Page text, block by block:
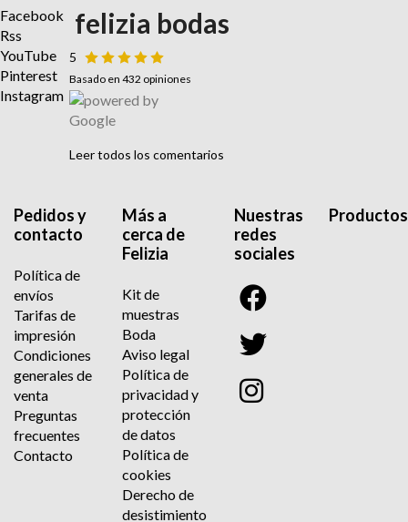
Facebook
Rss
YouTube
Pinterest
Instagram
felizia bodas
5
Basado en 432 opiniones
Leer todos los comentarios
Pedidos y
contacto
Política de
envíos
Tarifas de
impresión
Condiciones
generales de
venta
Preguntas
frecuentes
Contacto
Más a
cerca de
Felizia
Kit de
muestras
Boda
Aviso legal
Política de
privacidad y
protección
de datos
Política de
cookies
Derecho de
desistimiento
Nuestras
redes
sociales
Productos